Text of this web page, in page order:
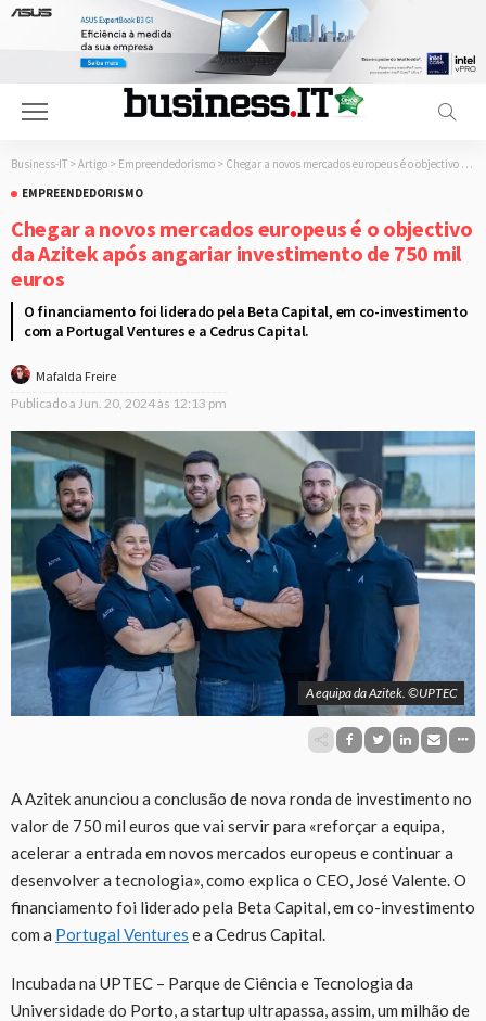
Business-IT > Artigo > Empreendedorismo > Chegar a novos mercados europeus é o objectivo da Azitek após angariar investimento de 750 mil euros
EMPREENDEDORISMO
Chegar a novos mercados europeus é o objectivo
da Azitek após angariar investimento de 750 mil
euros
O financiamento foi liderado pela Beta Capital, em co-investimento
com a Portugal Ventures e a Cedrus Capital.
Mafalda Freire
Publicado a Jun. 20, 2024 às 12:13 pm
A equipa da Azitek. ©UPTEC
A Azitek anunciou a conclusão de nova ronda de investimento no
valor de 750 mil euros que vai servir para «reforçar a equipa,
acelerar a entrada em novos mercados europeus e continuar a
desenvolver a tecnologia», como explica o CEO, José Valente. O
financiamento foi liderado pela Beta Capital, em co-investimento
com a Portugal Ventures e a Cedrus Capital.
Incubada na UPTEC – Parque de Ciência e Tecnologia da
Universidade do Porto, a startup ultrapassa, assim, um milhão de